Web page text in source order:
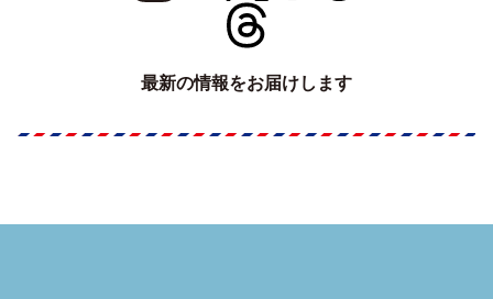
最新の情報をお届けします